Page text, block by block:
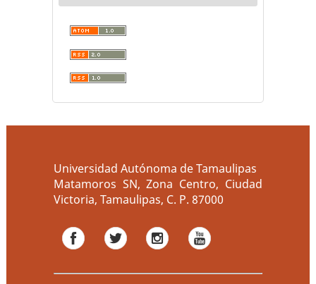
Universidad Autónoma de Tamaulipas
Matamoros SN, Zona Centro, Ciudad
Victoria, Tamaulipas, C. P. 87000